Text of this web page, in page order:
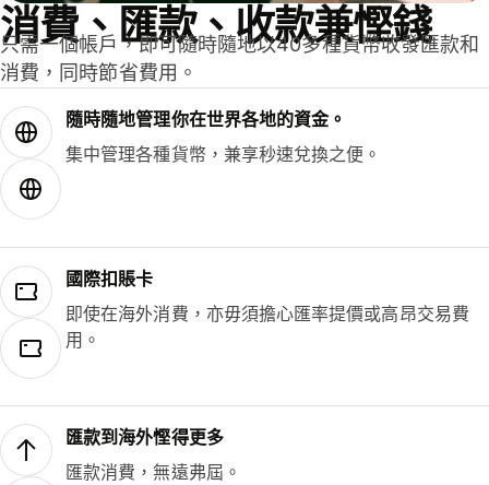
消費、匯款、收款兼慳錢
只需一個帳戶，即可隨時隨地以40多種貨幣收發匯款和
消費，同時節省費用。
隨時隨地管理你在世界各地的資金。
集中管理各種貨幣，兼享秒速兌換之便。
國際扣賬卡
即使在海外消費，亦毋須擔心匯率提價或高昂交易費
用。
匯款到海外慳得更多
匯款消費，無遠弗屆。